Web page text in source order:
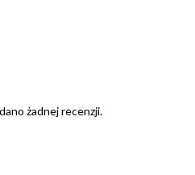
żadnej recenzji.